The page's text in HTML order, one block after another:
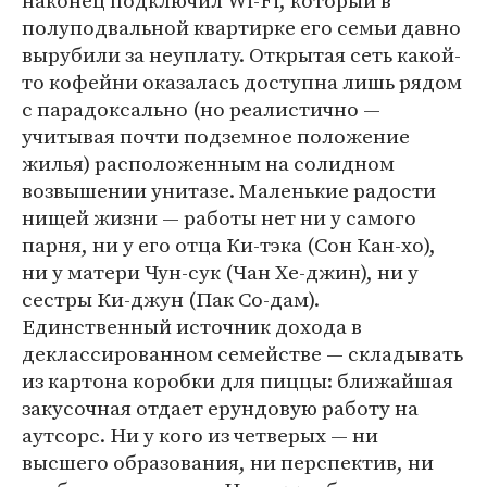
полуподвальной квартирке его семьи давно
вырубили за неуплату. Открытая сеть какой-
то кофейни оказалась доступна лишь рядом
с парадоксально (но реалистично —
учитывая почти подземное положение
жилья) расположенным на солидном
возвышении унитазе. Маленькие радости
нищей жизни — работы нет ни у самого
парня, ни у его отца Ки-тэка (Сон Кан-хо),
ни у матери Чун-сук (Чан Хе-джин), ни у
сестры Ки-джун (Пак Со-дам).
Единственный источник дохода в
деклассированном семействе — складывать
из картона коробки для пиццы: ближайшая
закусочная отдает ерундовую работу на
аутсорс. Ни у кого из четверых — ни
высшего образования, ни перспектив, ни